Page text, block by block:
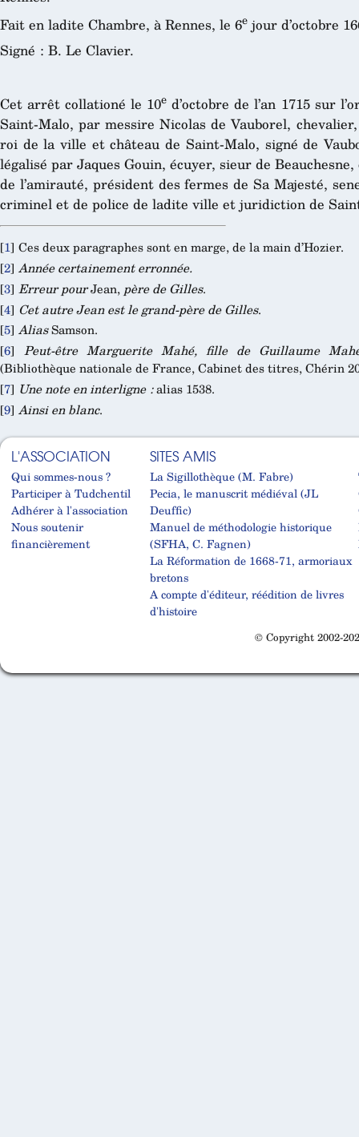
Fait en ladite Chambre, à Rennes, le 6e jour d’octobre
Signé : B. Le Clavier.
Cet arrêt collationé le 10e d’octobre de l’an 1715 sur
Saint-Malo, par messire Nicolas de Vauborel,
roi de la ville et château de Saint-Malo, signé de
légalisé par Jaques Gouin, écuyer, sieur de
de l’amirauté, président des fermes de Sa Majesté,
criminel et de police de ladite ville et juridiction de
[1] Ces deux paragraphes sont en marge, de la main d’Hozier.
[2] Année certainement erronnée.
[3] Erreur pourJean, père de Gilles.
[4] Cet autre Jean est le grand-père de Gilles.
[5] AliasSamson.
[6] Peut-être Marguerite Mahé, fille de Guillaume
(Bibliothèque nationale de France, Cabinet des titres, Chérin
[7] Une note en interligne :alias 1538.
[9] Ainsi en blanc.
L'ASSOCIATION
Qui sommes-nous ?
Participer à Tudchentil
Adhérer à l'association
Nous soutenir
financièrement
SITES AMIS
La Sigillothèque (M. Fabre)
Pecia, le manuscrit médiéval (JL
Deuffic)
Manuel de méthodologie historique
(SFHA, C. Fagnen)
La Réformation de 1668-71, armoriaux
bretons
A compte d'éditeur, réédition de livres
d'histoire
© Copyright 2002-